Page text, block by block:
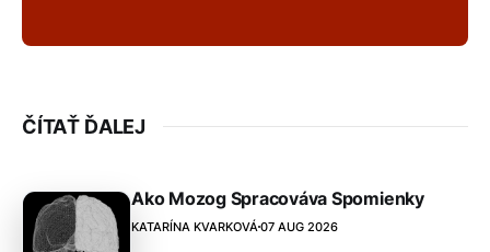
ČÍTAŤ ĎALEJ
Ako Mozog Spracováva Spomienky
KATARÍNA KVARKOVÁ07 AUG 2026